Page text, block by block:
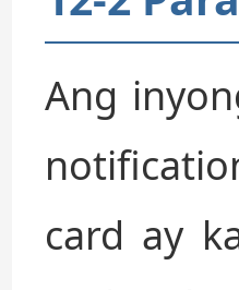
Ang
card ay